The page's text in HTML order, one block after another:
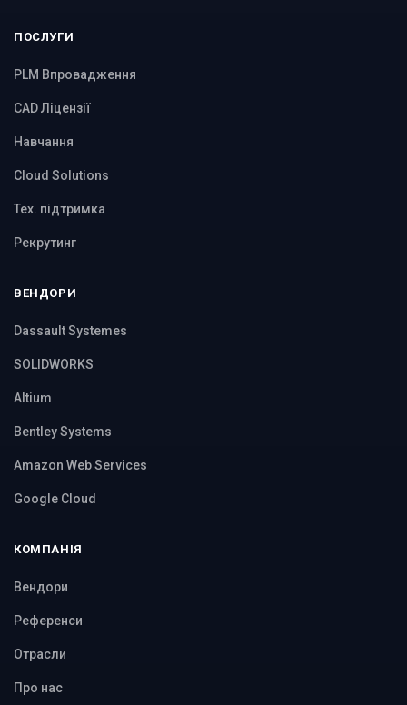
ПОСЛУГИ
PLM Впровадження
CAD Ліцензії
Навчання
Cloud Solutions
Тех. підтримка
Рекрутинг
ВЕНДОРИ
Dassault Systemes
SOLIDWORKS
Altium
Bentley Systems
Amazon Web Services
Google Cloud
КОМПАНІЯ
Вендори
Референси
Отрасли
Про нас